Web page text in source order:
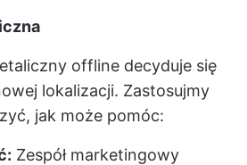
offline decyduje się
lokalizacji. Zastosujmy
jak może pomóc:
Zespół marketingowy